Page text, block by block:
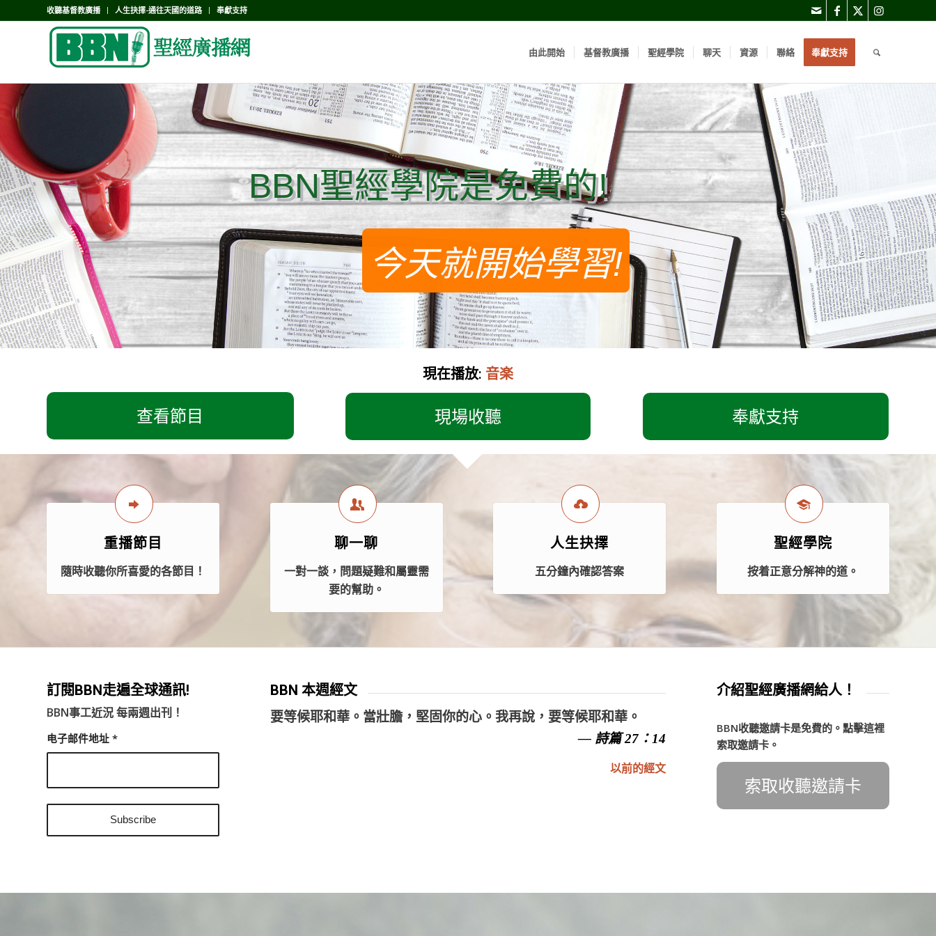
收聽基督教廣播 人生抉擇-通往天國的道路 奉獻支持
由此開始 基督教廣播 聖經學院 聊天 資源 聯絡 奉獻支持
BBN聖經學院是免費的!
BBN聖經學院是免費的!
今天就開始學習!
現在播放: 音楽
查看節目 現場收聽 奉獻支持
重播節目
隨時收聽你所喜愛的各節目！
聊一聊
一對一談，問題疑難和屬靈需
要的幫助。
人生抉擇
五分鐘內確認答案
聖經學院
按着正意分解神的道。
訂閱BBN走遍全球通訊!
BBN事工近況 每兩週出刊！
电子邮件地址 *
BBN 本週經文
要等候耶和華。當壯膽，堅固你的心。我再說，要等候耶和華。
— 詩篇 27：14
以前的經文
介紹聖經廣播網給人！
BBN收聽邀請卡是免費的。點擊這裡
索取邀請卡。
索取收聽邀請卡